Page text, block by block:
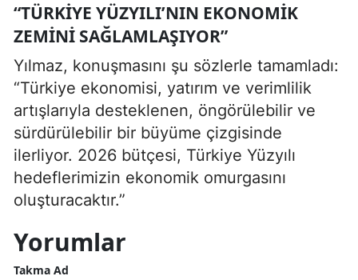
“TÜRKIYE YÜZYILI’NIN EKONOMIK
ZEMINI SAĞLAMLAŞIYOR”
Yılmaz, konuşmasını şu sözlerle tamamladı:
“Türkiye ekonomisi, yatırım ve verimlilik
artışlarıyla desteklenen, öngörülebilir ve
sürdürülebilir bir büyüme çizgisinde
ilerliyor. 2026 bütçesi, Türkiye Yüzyılı
hedeflerimizin ekonomik omurgasını
oluşturacaktır.”
Yorumlar
Takma Ad